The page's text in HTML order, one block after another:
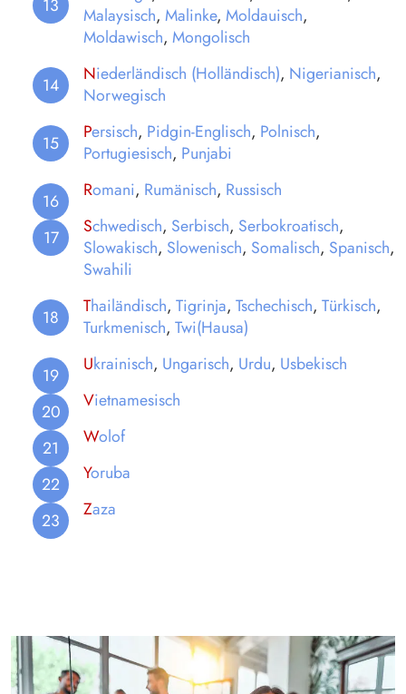
Malaysisch, Malinke, Moldauisch,
Moldawisch, Mongolisch
Niederländisch (Holländisch), Nigerianisch,
Norwegisch
Persisch, Pidgin-Englisch, Polnisch,
Portugiesisch, Punjabi
Romani, Rumänisch, Russisch
Schwedisch, Serbisch, Serbokroatisch,
Slowakisch, Slowenisch, Somalisch, Spanisch,
Swahili
Thailändisch, Tigrinja, Tschechisch, Türkisch,
Turkmenisch, Twi(Hausa)
Ukrainisch, Ungarisch, Urdu, Usbekisch
Vietnamesisch
Wolof
Yoruba
Zaza